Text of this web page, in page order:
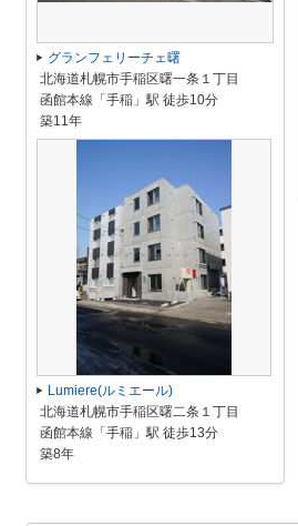
グランフェリーチェ曙
北海道札幌市手稲区曙一条１丁目
函館本線「手稲」駅 徒歩10分
築11年
Lumiere(ルミエール)
北海道札幌市手稲区曙二条１丁目
函館本線「手稲」駅 徒歩13分
築8年